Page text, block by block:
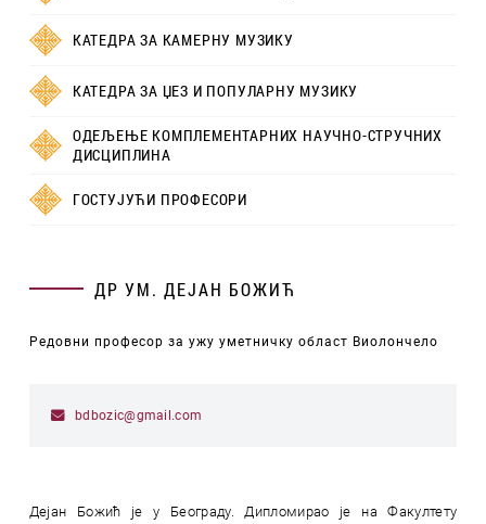
КАТЕДРА ЗА КАМЕРНУ МУЗИКУ
КАТЕДРА ЗА ЏЕЗ И ПОПУЛАРНУ МУЗИКУ
ОДЕЉЕЊЕ КОМПЛЕМЕНТАРНИХ НАУЧНО-СТРУЧНИХ
ДИСЦИПЛИНА
ГОСТУЈУЋИ ПРОФЕСОРИ
ДР УМ. ДЕЈАН БОЖИЋ
Редовни професор за ужу уметничку област Виолончело
bdbozic@gmail.com
Дејан Божић је у Београду. Дипломирао је на Факултету